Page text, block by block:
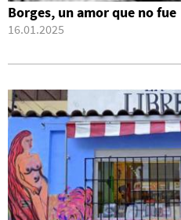
Borges, un amor que no fue
16.01.2025